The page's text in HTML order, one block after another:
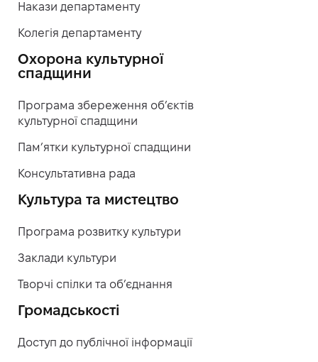
Накази департаменту
Колегія департаменту
Охорона культурної
спадщини
Програма збереження об’єктів
культурної спадщини
Пам’ятки культурної спадщини
Консультативна рада
Культура та мистецтво
Програма розвитку культури
Заклади культури
Творчі спілки та об’єднання
Громадськості
Доступ до публічної інформації